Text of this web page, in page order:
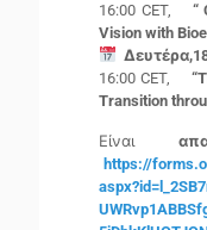
16:00 CET, “
Vision with
16:00 CET,
Transition
Είναι
https://